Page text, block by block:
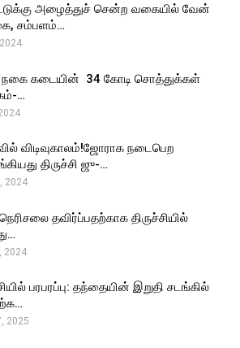
அழைத்துச் சென்ற வகையில் வேன்
சம்பளம்…
நகை கடையின் ₹ 34 கோடி சொத்துக்கள்
…
விடிவுகாலம்!ஜோராக நடைபெற
திருச்சி ஜு-…
2024
தவிர்ப்பதற்காக திருச்சியில்
2024
பரபரப்பு: தந்தையின் இறுதி சடங்கில்
2025